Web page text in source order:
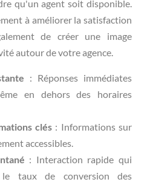
qu'un agent soit disponible.
à améliorer la satisfaction
de créer une image
autour de votre agence.
: Réponses immédiates
en dehors des horaires
clés : Informations sur
accessibles.
: Interaction rapide qui
le taux de conversion des